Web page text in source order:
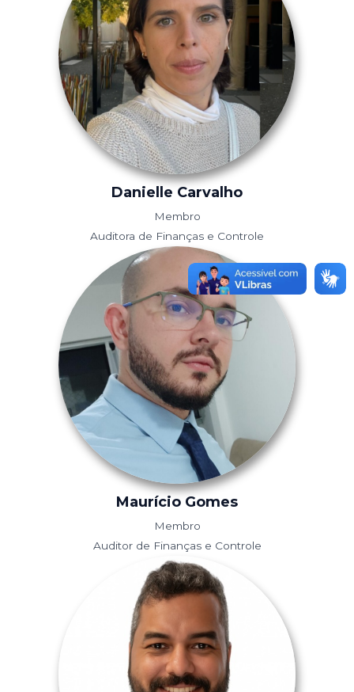
Danielle Carvalho
Membro
Auditora de Finanças e Controle
Maurício Gomes
Membro
Auditor de Finanças e Controle